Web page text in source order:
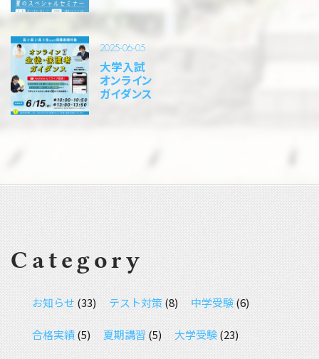
2025-06-05
大学入試
オンライン
ガイダンス
Category
お知らせ (33) テスト対策 (8) 中学受験(6)
合格実績(5) 夏期講習 (5) 大学受験(23)